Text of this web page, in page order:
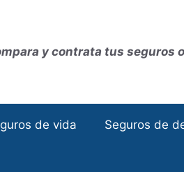
y contrata tus seguros
de vida Seguros de